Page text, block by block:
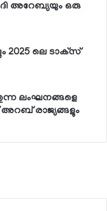
അറേബ്യയും ഒരു
2025 ലെ ടാക്‌സ്
ലംഘനങ്ങളെ
രാജ്യങ്ങളും